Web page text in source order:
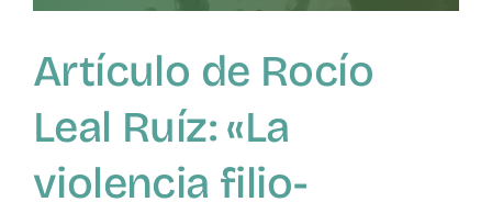
Artículo de Rocío
Leal Ruíz: «La
violencia filio-